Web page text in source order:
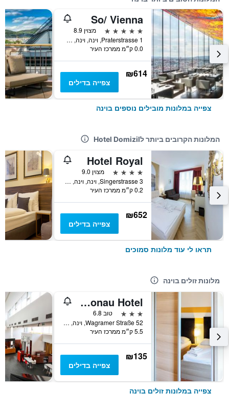
So/ Vienna
5 כוכבים
מצוין 8.9
Praterstrasse 1, וינה, וינה, אוסטריה
0.0 ק״מ ממרכז העיר
₪614
צפייה בדילים
צפייה במלונות מובילים נוספים בוינה
המלונות הקרובים ביותר לHotel Domizil
Hotel Royal
4 כוכבים
מצוין 9.0
Singerstrasse 3, וינה, וינה, אוסטריה
0.2 ק״מ ממרכז העיר
₪652
צפייה בדילים
תראו לי עוד מלונות סמוכים
מלונות זולים בוינה
Lenas Donau Hotel
3 כוכבים
טוב 6.8
Wagramer Straße 52, וינה, וינה, אוסטריה
5.5 ק״מ ממרכז העיר
₪135
צפייה בדילים
צפייה במלונות זולים בוינה